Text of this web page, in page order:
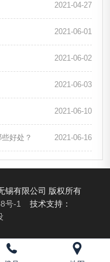
2021-04-27
2021-06-01
2021-06-02
2021-06-03
2021-06-10
2021-06-16
好处？
锡有限公司 版权所有
号-1
技术支持：